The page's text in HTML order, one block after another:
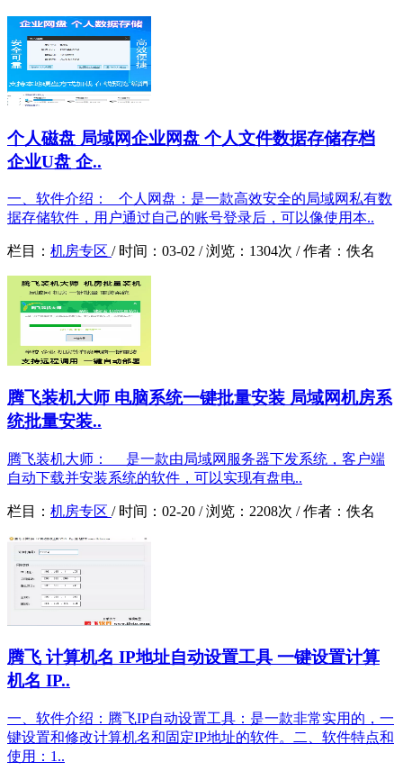
个人磁盘 局域网企业网盘 个人文件数据存储存档
企业U盘 企..
一、软件介绍： 个人网盘：是一款高效安全的局域网私有数
据存储软件，用户通过自己的账号登录后，可以像使用本..
栏目： 机房专区 / 时间： 03-02 /浏览： 1304次 /作者： 佚名
腾飞装机大师 电脑系统一键批量安装 局域网机房系
统批量安装..
腾飞装机大师： 是一款由局域网服务器下发系统，客户端
自动下载并安装系统的软件，可以实现有盘电..
栏目： 机房专区 / 时间： 02-20 /浏览： 2208次 /作者： 佚名
腾飞 计算机名 IP地址自动设置工具 一键设置计算
机名 IP..
一、软件介绍：腾飞IP自动设置工具：是一款非常实用的，一
键设置和修改计算机名和固定IP地址的软件。二、软件特点和
使用：1..